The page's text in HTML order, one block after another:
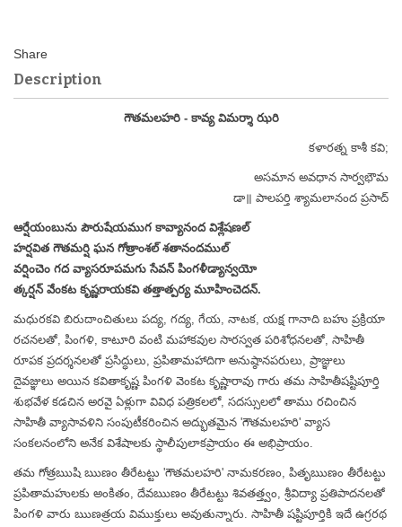
Description
గౌతమలహరి - కావ్య విమర్శా ఝరి
కళారత్న కాశీ కవి;
అసమాన అవధాన సార్వభౌమ
డా॥ పాలపర్తి శ్యామలానంద ప్రసాద్
ఆర్షేయంబును పౌరుషేయముగ కావ్యానంద విశ్లేషణల్
హర్షవిత గౌతమర్షి ఘన గోత్రాంశల్ శతానందముల్
వర్షించెం గద వ్యాసరూపమగు సేవన్ పింగళీడ్యాన్వయో
త్కర్షన్ వేంకట కృష్ణరాయకవి తత్తాత్పర్య మూహించెదన్.
మధురకవి బిరుదాంచితులు పద్య, గద్య, గేయ, నాటక, యక్ష గానాది బహు ప్రక్రియా
రచనలతో, పింగళి, కాటూరి వంటి మహాకవుల సారస్వత పరిశోధనలతో, సాహితీ
రూపక ప్రదర్శనలతో ప్రసిద్ధులు, ప్రపితామహాదిగా అనుష్ఠానపరులు, ప్రాజ్ఞులు
దైవజ్ఞులు అయిన కవితాకృష్ణ పింగళి వెంకట కృష్ణారావు గారు తమ సాహితీషష్టిపూర్తి
శుభవేళ కడచిన అరవై ఏళ్లుగా వివిధ పత్రికలలో, సదస్సులలో తాము రచించిన
సాహితీ వ్యాసావళిని సంపుటీకరించిన అద్భుతమైన 'గౌతమలహరి' వ్యాస
సంకలనంలోని అనేక విశేషాలకు స్థాలీపులాకప్రాయం ఈ అభిప్రాయం.
తమ గోత్రఋషి ఋణం తీరేటట్టు 'గౌతమలహరి' నామకరణం, పితృఋణం తీరేటట్టు
ప్రపితామహులకు అంకితం, దేవఋణం తీరేటట్టు శివతత్త్వం, శ్రీవిద్యా ప్రతిపాదనలతో
పింగళి వారు ఋణత్రయ విముక్తులు అవుతున్నారు. సాహితీ షష్టిపూర్తికి ఇదే ఉగ్రరథ